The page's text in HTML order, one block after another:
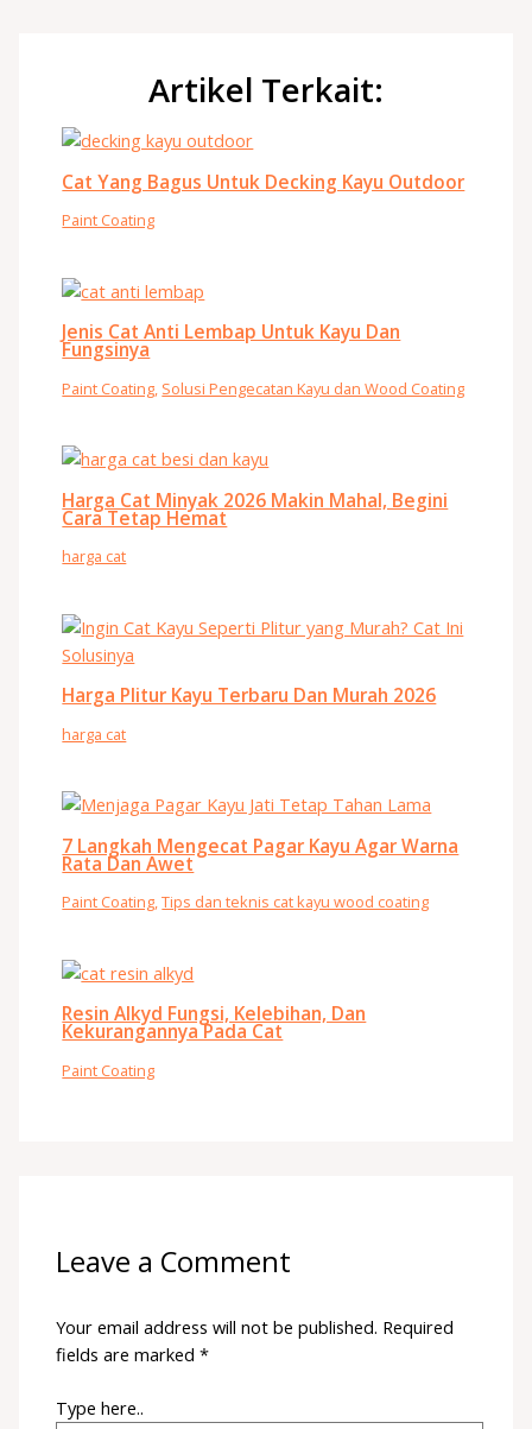
Artikel Terkait:
Cat Yang Bagus Untuk Decking Kayu Outdoor
Paint Coating
Jenis Cat Anti Lembap Untuk Kayu Dan
Fungsinya
Paint Coating, Solusi Pengecatan Kayu dan Wood Coating
Harga Cat Minyak 2026 Makin Mahal, Begini
Cara Tetap Hemat
harga cat
Harga Plitur Kayu Terbaru Dan Murah 2026
harga cat
7 Langkah Mengecat Pagar Kayu Agar Warna
Rata Dan Awet
Paint Coating,Tips dan teknis cat kayu wood coating
Resin Alkyd Fungsi, Kelebihan, Dan
Kekurangannya Pada Cat
Paint Coating
Leave a Comment
Your email address will not be published. Required
fields are marked*
Type here..